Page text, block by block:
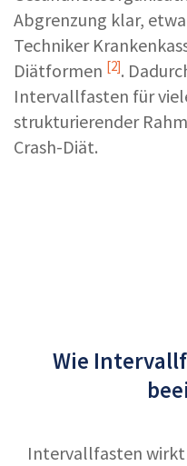
Abgrenzung klar,
Techniker
Diätformen [2].
Intervallfasten für
strukturierender
Crash-Diät.
Wie
Intervallfasten wirkt